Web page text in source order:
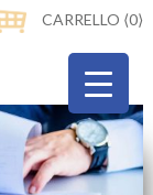
CARRELLO ⟨0⟩